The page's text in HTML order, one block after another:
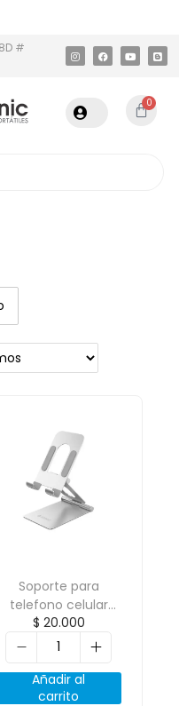
#
0
Soporte para
telefono celular
plegable ORICO-
LST-S1
$ 20.000
Añadir al
carrito